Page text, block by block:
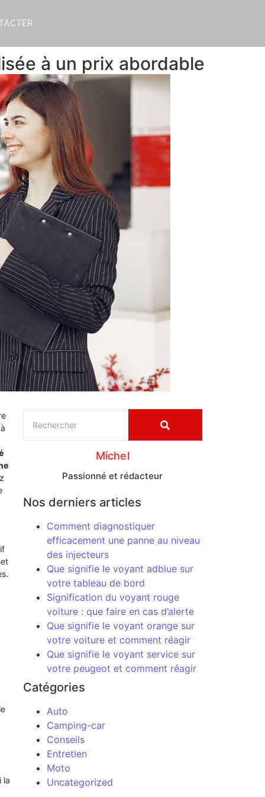
à un prix abordable
la
Michel
Passionné et rédacteur
Nos derniers articles
Comment diagnostiquer
efficacement une panne au niveau
des injecteurs
Que signifie le voyant adblue sur
votre tableau de bord
Signification du voyant rouge
voiture : que faire en cas d’alerte
Que signifie le voyant orange sur
votre voiture et comment réagir
Que signifie le voyant service sur
votre peugeot et comment réagir
Catégories
Auto
Camping-car
Conseils
Entretien
Moto
Uncategorized